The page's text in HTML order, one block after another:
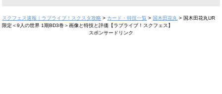
スクフェス速報｜ラブライブ！スクスタ攻略 > カード・特技一覧 > 国木田花丸 > 国木田花丸UR
限定＜9人の世界 1期BD3巻＞画像と特技と評価【ラブライブ！スクフェス】
スポンサードリンク